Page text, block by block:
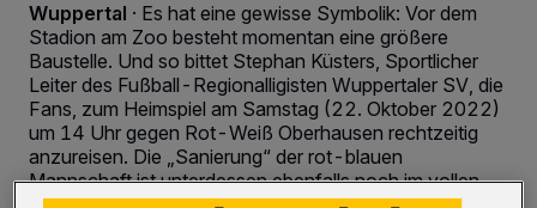
Wuppertal · Es hat eine gewisse Symbolik: Vor dem
Stadion am Zoo besteht momentan eine größere
Baustelle. Und so bittet Stephan Küsters, Sportlicher
Leiter des Fußball-Regionalligisten Wuppertaler SV, die
Fans, zum Heimspiel am Samstag (22. Oktober 2022)
um 14 Uhr gegen Rot-Weiß Oberhausen rechtzeitig
anzureisen. Die „Sanierung“ der rot-blauen
Mannschaft ist unterdessen ebenfalls noch im vollen